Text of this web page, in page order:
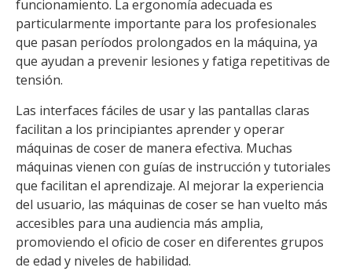
funcionamiento. La ergonomía adecuada es
particularmente importante para los profesionales
que pasan períodos prolongados en la máquina, ya
que ayudan a prevenir lesiones y fatiga repetitivas de
tensión.
Las interfaces fáciles de usar y las pantallas claras
facilitan a los principiantes aprender y operar
máquinas de coser de manera efectiva. Muchas
máquinas vienen con guías de instrucción y tutoriales
que facilitan el aprendizaje. Al mejorar la experiencia
del usuario, las máquinas de coser se han vuelto más
accesibles para una audiencia más amplia,
promoviendo el oficio de coser en diferentes grupos
de edad y niveles de habilidad.